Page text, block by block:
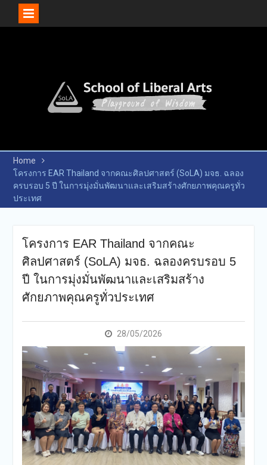
Home
โครงการ EAR Thailand จากคณะศิลปศาสตร์ (SoLA) มจธ. ฉลอง
ครบรอบ 5 ปี ในการมุ่งมั่นพัฒนาและเสริมสร้างศักยภาพคุณครูทั่ว
ประเทศ
โครงการ EAR Thailand จากคณะ
ศิลปศาสตร์ (SoLA) มจธ. ฉลองครบรอบ 5
ปี ในการมุ่งมั่นพัฒนาและเสริมสร้าง
ศักยภาพคุณครูทั่วประเทศ
28/05/2026